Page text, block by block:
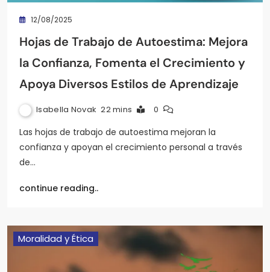
12/08/2025
Hojas de Trabajo de Autoestima: Mejora
la Confianza, Fomenta el Crecimiento y
Apoya Diversos Estilos de Aprendizaje
Isabella Novak 22 mins 0
Las hojas de trabajo de autoestima mejoran la
confianza y apoyan el crecimiento personal a través
de…
continue reading..
Moralidad y Ética